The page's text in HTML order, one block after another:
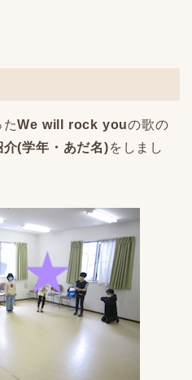
たWe will rock youの歌の
介(学年・あだ名)をしまし